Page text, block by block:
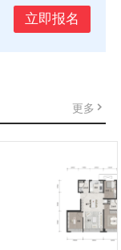
立即报名
更多